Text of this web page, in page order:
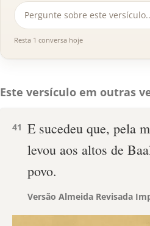
Resta 1 conversa hoje
Este versículo em outras
41 E sucedeu que, pela
levou aos altos de
povo.
Versão Almeida Revisada